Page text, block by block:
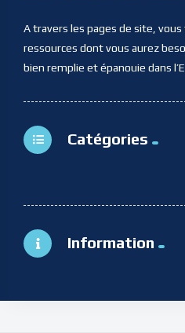
A travers les pages de site,
ressources dont vous aurez
bien remplie et épanouie dans
Catégories
Information